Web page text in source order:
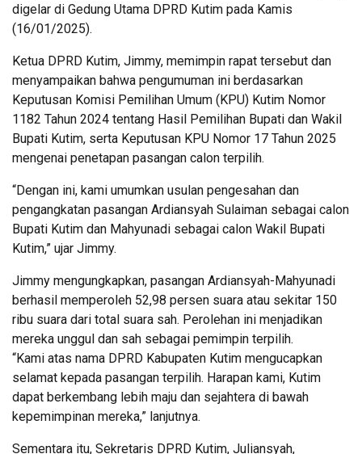
digelar di Gedung Utama DPRD Kutim pada Kamis
(16/01/2025).
Ketua DPRD Kutim, Jimmy, memimpin rapat tersebut dan
menyampaikan bahwa pengumuman ini berdasarkan
Keputusan Komisi Pemilihan Umum (KPU) Kutim Nomor
1182 Tahun 2024 tentang Hasil Pemilihan Bupati dan Wakil
Bupati Kutim, serta Keputusan KPU Nomor 17 Tahun 2025
mengenai penetapan pasangan calon terpilih.
“Dengan ini, kami umumkan usulan pengesahan dan
pengangkatan pasangan Ardiansyah Sulaiman sebagai calon
Bupati Kutim dan Mahyunadi sebagai calon Wakil Bupati
Kutim,” ujar Jimmy.
Jimmy mengungkapkan, pasangan Ardiansyah-Mahyunadi
berhasil memperoleh 52,98 persen suara atau sekitar 150
ribu suara dari total suara sah. Perolehan ini menjadikan
mereka unggul dan sah sebagai pemimpin terpilih.
“Kami atas nama DPRD Kabupaten Kutim mengucapkan
selamat kepada pasangan terpilih. Harapan kami, Kutim
dapat berkembang lebih maju dan sejahtera di bawah
kepemimpinan mereka,” lanjutnya.
Sementara itu, Sekretaris DPRD Kutim, Juliansyah,